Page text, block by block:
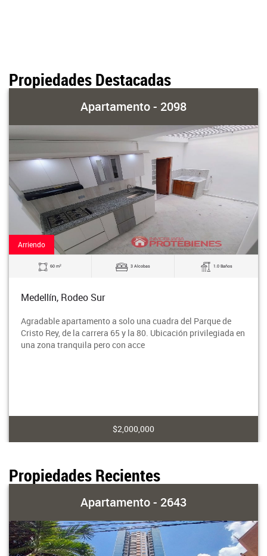
Propiedades Destacadas
Apartamento - 2098
Arriendo
60 m2 3 Alcobas 1.0 Baños
Medellín, Rodeo Sur
Agradable apartamento a solo una cuadra del Parque de
Cristo Rey, de la carrera 65 y la 80. Ubicación privilegiada en
una zona tranquila pero con acce
$2,000,000
Propiedades Recientes
Apartamento - 2643